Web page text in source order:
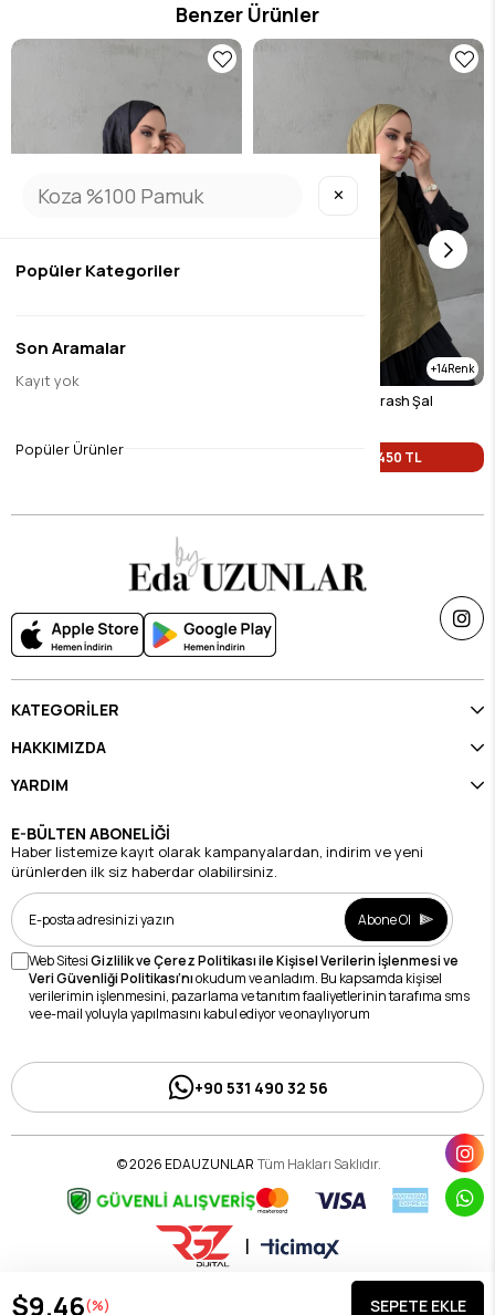
Benzer Ürünler
Tek Fiyat 450 TL
14
Yağ Yeşili Vual İpek Crash Şal
Tek Fiyat 450 TL
KATEGORİLER
HAKKIMIZDA
YARDIM
E-BÜLTEN ABONELİĞİ
Haber listemize kayıt olarak kampanyalardan, indirim ve yeni
ürünlerden ilk siz haberdar olabilirsiniz.
Abone Ol
Web SitesiGizlilik ve Çerez Politikası ile Kişisel Verilerin İşlenmesi ve
Veri Güvenliği Politikası’nıokudum ve anladım. Bu kapsamda kişisel
verilerimin işlenmesini, pazarlama ve tanıtım faaliyetlerinin tarafıma sms
ve e-mail yoluyla yapılmasını kabul ediyor ve onaylıyorum
+90 531 490 32 56
© 2026 EDAUZUNLAR Tüm Hakları Saklıdır.
|
$9.46(%)
✕
Popüler Kategoriler
Son Aramalar
Kayıt yok
Popüler Ürünler